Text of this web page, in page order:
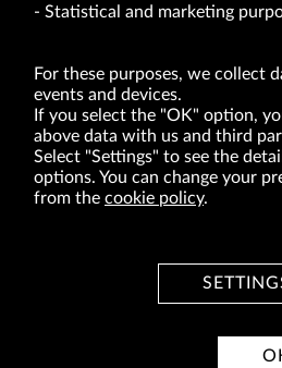
XI Economic Department of the National
of act of 8.03.2013 on combating excessive late
(Journal of Laws of 2019, item
BRANDS
Statistical and marketing
For these purposes, we collect
events and devices.
If you select the "OK" option,
above data with us and third
Select "Settings" to see the
options. You can change your
from the cookie policy.